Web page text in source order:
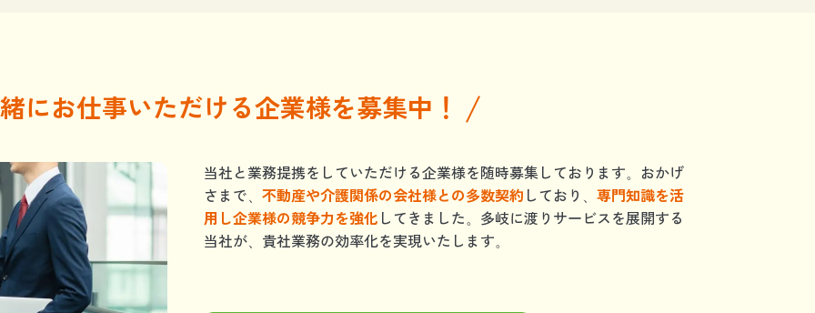
にお仕事いただける企業様を募集中！
当社と業務提携をしていただける企業様を随時募集しております。おかげ
さまで、 不動産や介護関係の会社様との多数契約 しており、 専門知識を活
用し企業様の競争力を強化 してきました。多岐に渡りサービスを展開する
当社が、貴社業務の効率化を実現いたします。